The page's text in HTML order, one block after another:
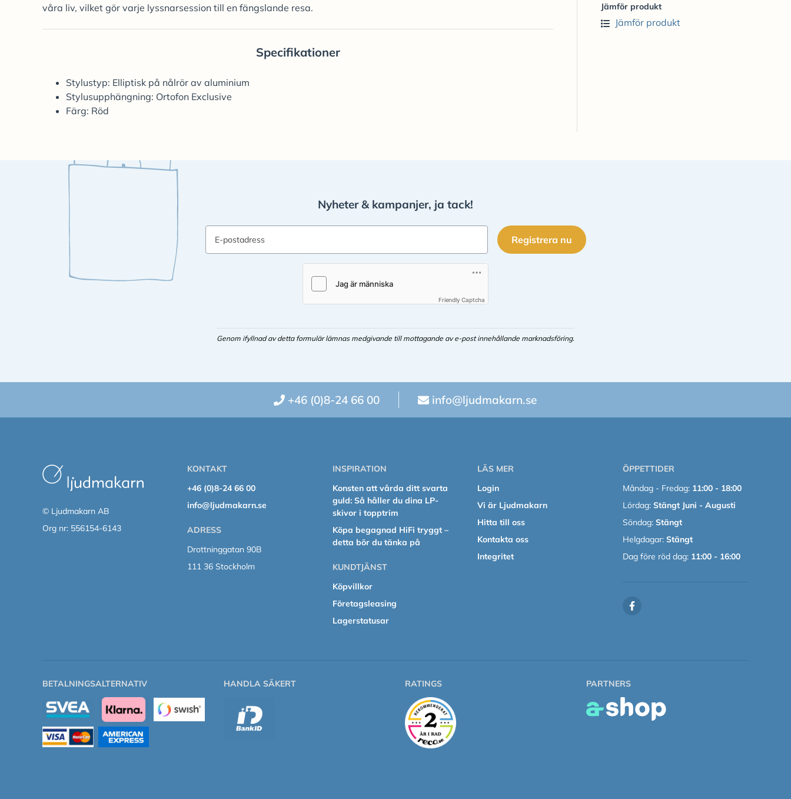
våra liv, vilket gör varje lyssnarsession till en fängslande resa.
Specifikationer
Stylustyp: Elliptisk på nålrör av aluminium
Stylusupphängning: Ortofon Exclusive
Färg: Röd
Jämför produkt
Jämför produkt
Nyheter & kampanjer, ja tack!
E-postadress Registrera nu
Friendly Captcha
Genom ifyllnad av detta formulär lämnas medgivande till mottagande av e-post innehållande marknadsföring.
+46 (0)8-24 66 00 info@ljudmakarn.se
© Ljudmakarn AB
Org nr: 556154-6143
KONTAKT
+46 (0)8-24 66 00
info@ljudmakarn.se
ADRESS
Drottninggatan 90B
111 36 Stockholm
INSPIRATION
Konsten att vårda ditt svarta
guld: Så håller du dina LP-
skivor i topptrim
Köpa begagnad HiFi tryggt –
detta bör du tänka på
KUNDTJÄNST
Köpvillkor
Företagsleasing
Lagerstatusar
LÄS MER
Login
Vi är Ljudmakarn
Hitta till oss
Kontakta oss
Integritet
ÖPPETTIDER
Måndag - Fredag: 11:00 - 18:00
Lördag:Stängt Juni - Augusti
Söndag:Stängt
Helgdagar:Stängt
Dag före röd dag:11:00 - 16:00
BETALNINGSALTERNATIV HANDLA SÄKERT RATINGS PARTNERS